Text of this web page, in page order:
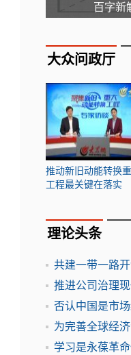
百字新
大众问政厅
推动新旧动能转换
工程最关键在落实
理论头条
共建一带一路
推进公司治理
否认中国是市
为完善全球经
学习是永葆革